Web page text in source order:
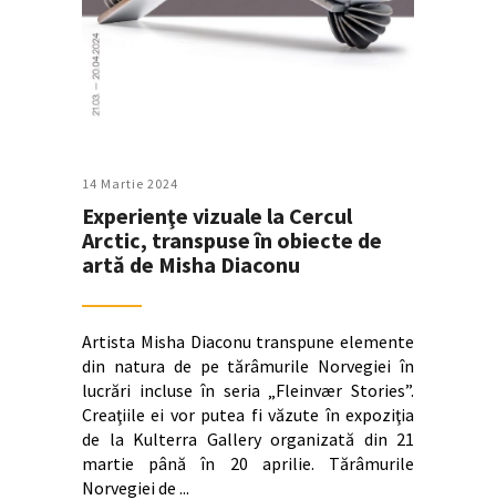
14 Martie 2024
Experienţe vizuale la Cercul
Arctic, transpuse în obiecte de
artă de Misha Diaconu
Artista Misha Diaconu transpune elemente
din natura de pe tărâmurile Norvegiei în
lucrări incluse în seria „Fleinvær Stories”.
Creaţiile ei vor putea fi văzute în expoziţia
de la Kulterra Gallery organizată din 21
martie până în 20 aprilie. Tărâmurile
Norvegiei de